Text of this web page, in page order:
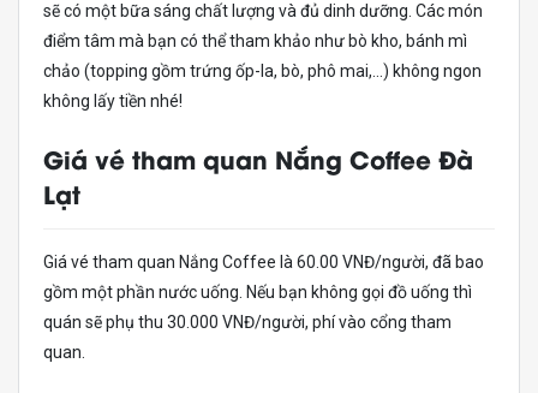
sẽ có một bữa sáng chất lượng và đủ dinh dưỡng. Các món
điểm tâm mà bạn có thể tham khảo như bò kho, bánh mì
chảo (topping gồm trứng ốp-la, bò, phô mai,…) không ngon
không lấy tiền nhé!
Giá vé tham quan Nắng Coffee Đà
Lạt
Giá vé tham quan Nắng Coffee là 60.00 VNĐ/người, đã bao
gồm một phần nước uống. Nếu bạn không gọi đồ uống thì
quán sẽ phụ thu 30.000 VNĐ/người, phí vào cổng tham
quan.